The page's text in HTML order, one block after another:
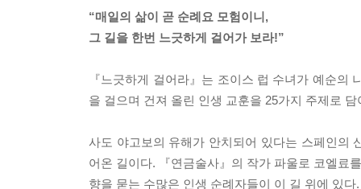
“매일의 삶이 곧 순례요 모험이니,
그 길을 한번 느긋하게 걸어가 보라!”
『느긋하게 걸어라』는 조이스 럽 수녀가 예순의
을 걸으며 건져 올린 인생 교훈을 25가지 주제로 담
사도 야고보의 유해가 안치되어 있다는 스페인의
어온 길이다. 『연금술사』의 작가 파울로 코엘료
향을 묻는 수많은 인생 순례자들이 이 길 위에 있다.